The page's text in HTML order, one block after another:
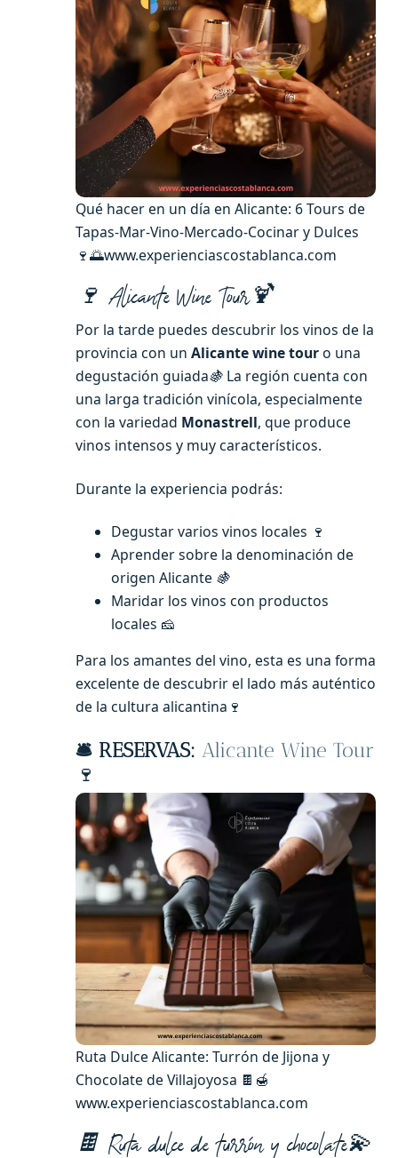
Qué hacer en un día en Alicante: 6 Tours de
Tapas-Mar-Vino-Mercado-Cocinar y Dulces
🍷🌅www.experienciascostablanca.com
🍷 Alicante Wine Tour🍹
Por la tarde puedes descubrir los vinos de la
provincia con un Alicante wine touro una
degustación guiada🍇 La región cuenta con
una larga tradición vinícola, especialmente
con la variedad Monastrell, que produce
vinos intensos y muy característicos.
Durante la experiencia podrás:
Degustar varios vinos locales 🍷
Aprender sobre la denominación de
origen Alicante 🍇
Maridar los vinos con productos
locales 🧀
Para los amantes del vino, esta es una forma
excelente de descubrir el lado más auténtico
de la cultura alicantina🍷
🛎️ RESERVAS: Alicante Wine Tour
🍷
Ruta Dulce Alicante: Turrón de Jijona y
Chocolate de Villajoyosa 🍫🍯
www.experienciascostablanca.com
🍫 Ruta dulce de turrón y chocolate💫